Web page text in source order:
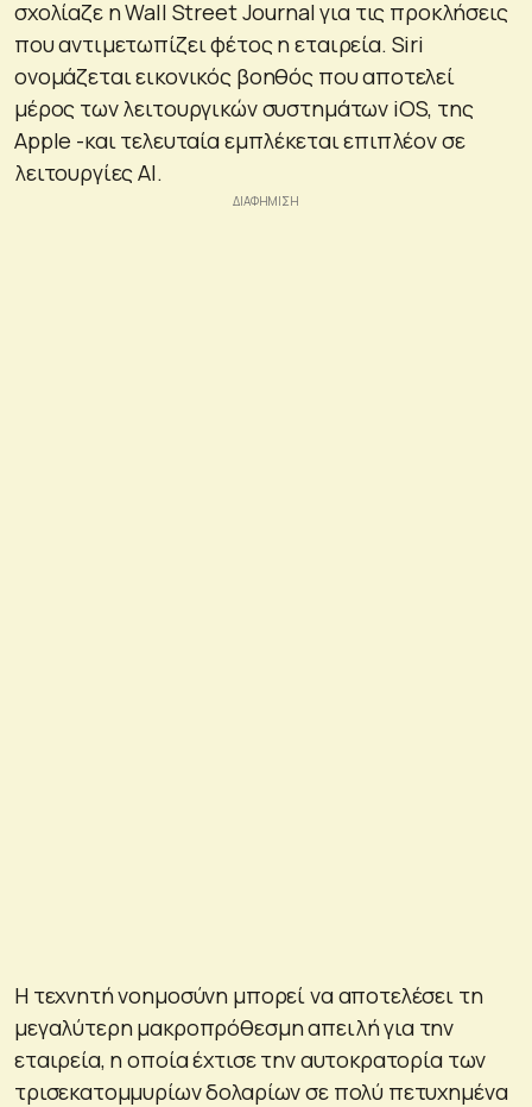
σχολίαζε η Wall Street Journal για τις προκλήσεις
που αντιμετωπίζει φέτος η εταιρεία. Siri
ονομάζεται εικονικός βοηθός που αποτελεί
μέρος των λειτουργικών συστημάτων iOS, της
Apple -και τελευταία εμπλέκεται επιπλέον σε
λειτουργίες ΑΙ.
Η τεχνητή νοημοσύνη μπορεί να αποτελέσει τη
μεγαλύτερη μακροπρόθεσμη απειλή για την
εταιρεία, η οποία έχτισε την αυτοκρατορία των
τρισεκατομμυρίων δολαρίων σε πολύ πετυχημένα